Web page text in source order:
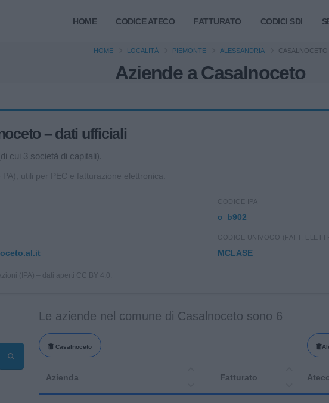
HOME CODICE ATECO FATTURATO CODICI SDI
Aziende a Casalnoceto
HOME LOCALITÀ PIEMONTE ALESSANDRIA CASALNOCETO
– dati ufficiali
cui 3 società di capitali).
utili per PEC e fatturazione elettronica.
CODICE IPA
c_b902
CODICE UNIVOCO (FATT.
MCLASE
(IPA) – dati aperti CC BY 4.0.
Le aziende nel comune di Casalnoceto sono 6
Casalnoceto
Azienda Fatturato